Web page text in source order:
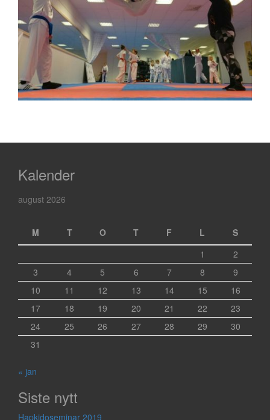
Kalender
august 2026
M T O T F L
S
1
2
3
4 5 6 7 8
9
10
11 12 13 14 15
16
17
18 19 20 21 22
23
24
25 26 27 28 29
30
31
« jan
Siste nytt
Hapkidoseminar 2019